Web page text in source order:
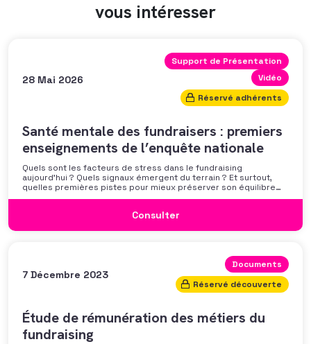
vous intéresser
28 Mai 2026
Support de Présentation
Vidéo
Réservé adhérents
Santé mentale des fundraisers : premiers
enseignements de l’enquête nationale
Quels sont les facteurs de stress dans le fundraising
aujourd’hui ? Quels signaux émergent du terrain ? Et surtout,
quelles premières pistes pour mieux préserver son équilibre
professionnel ? L’AFF vous propose un webinaire pour découvrir
discussion autour des mécanismes
Consulter
7 Décembre 2023
Documents
Réservé découverte
Étude de rémunération des métiers du
fundraising